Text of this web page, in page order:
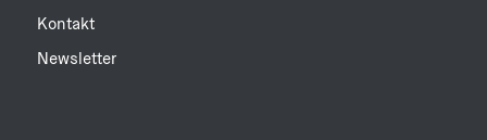
Kontakt
Newsletter